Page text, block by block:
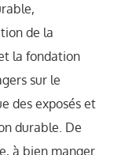
de la
la fondation
sur le
des exposés et
durable. De
à bien manger